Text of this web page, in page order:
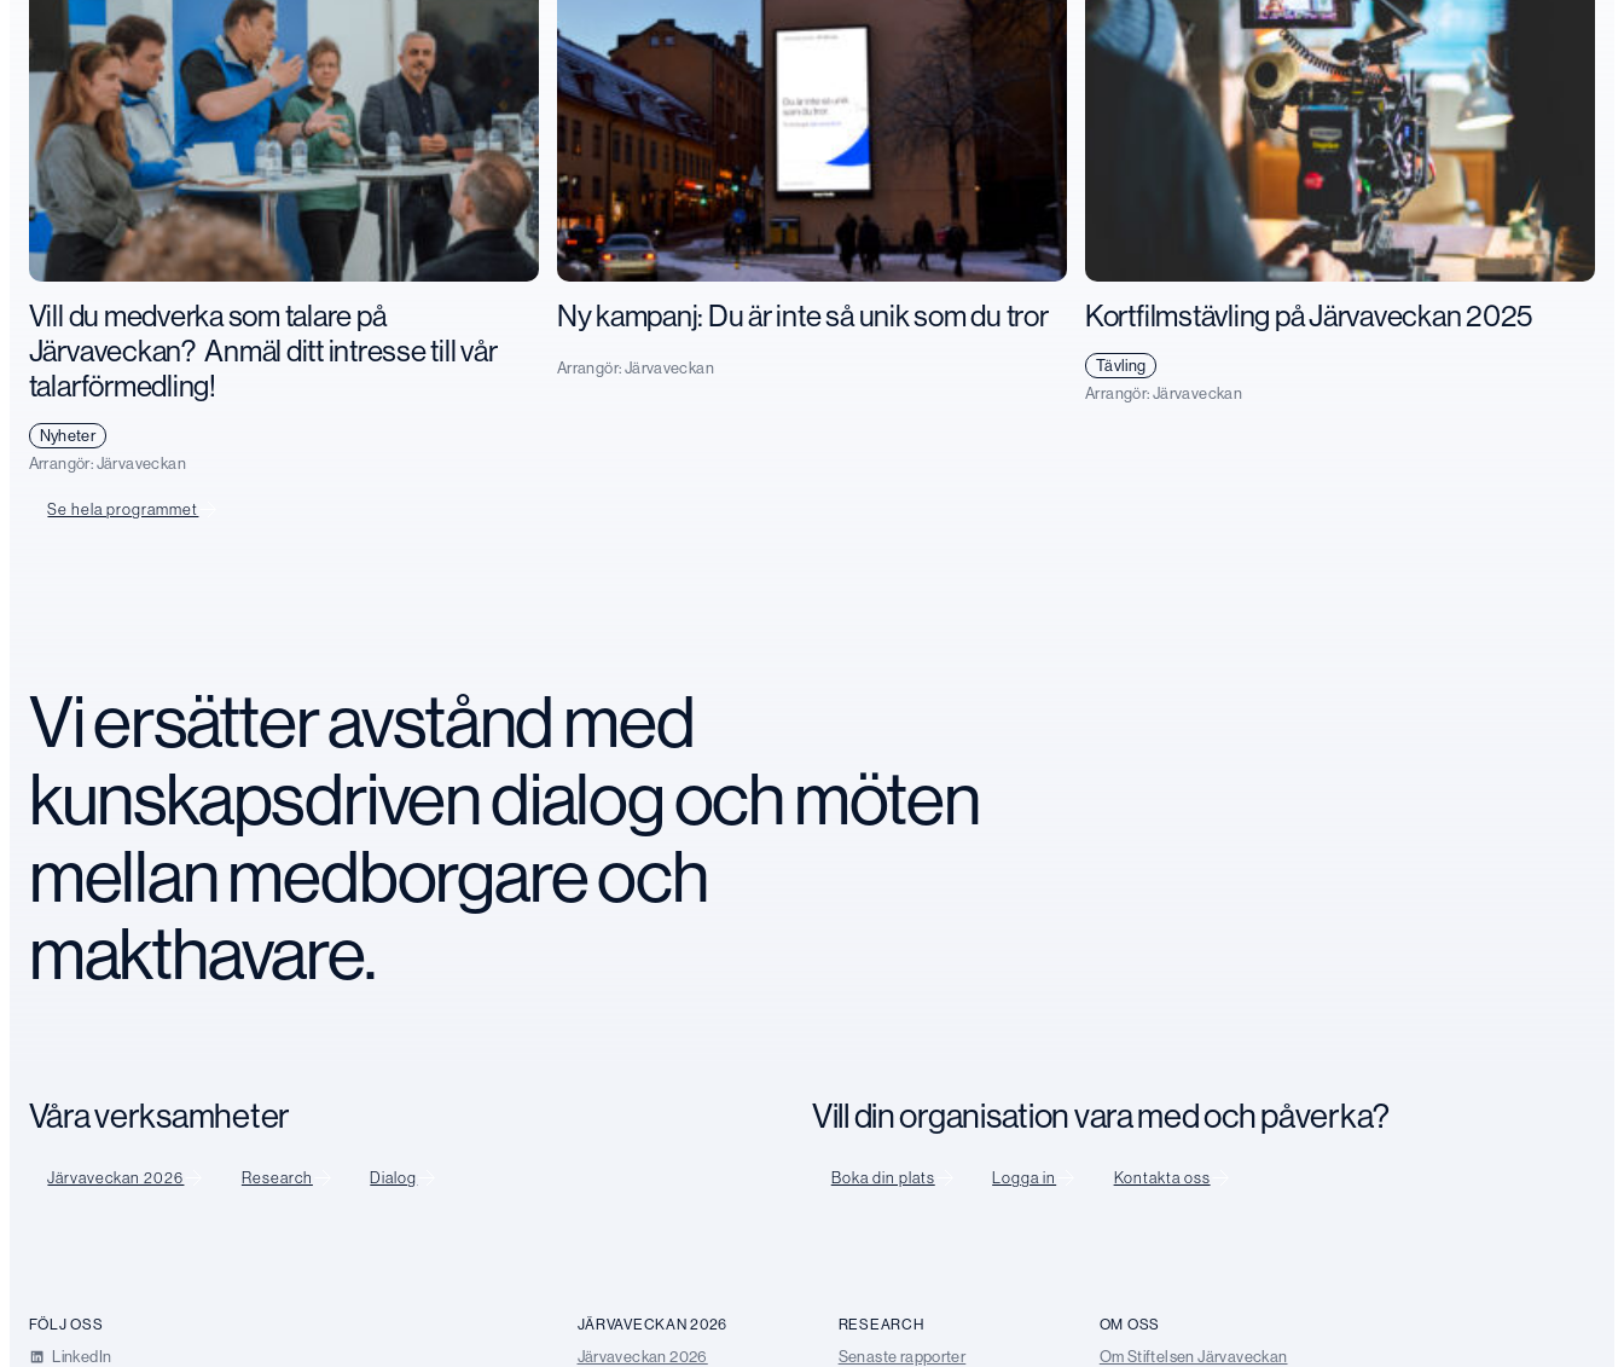
Vill du medverka som talare på
Järvaveckan? Anmäl ditt intresse till vår
talarförmedling!
Nyheter
Arrangör: Järvaveckan
Ny kampanj: Du är inte så unik som du tror
Arrangör: Järvaveckan
Kortfilmstävling på Järvaveckan 2025
Tävling
Arrangör: Järvaveckan
Se hela programmet
Vi ersätter avstånd med
kunskapsdriven dialog och möten
mellan medborgare och
makthavare.
Våra verksamheter
Järvaveckan 2026 Research Dialog
Vill din organisation vara med och påverka?
Boka din plats Logga in Kontakta oss
FÖLJ OSS
LinkedIn
JÄRVAVECKAN 2026
Järvaveckan 2026
RESEARCH
Senaste rapporter
OM OSS
Om Stiftelsen Järvaveckan